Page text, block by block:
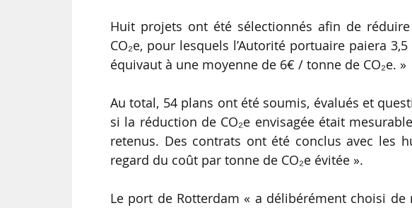
Huit projets ont été sélectionnés afin de
CO₂e, pour lesquels l’Autorité portuaire paiera
équivaut à une moyenne de 6€ / tonne de CO₂e. »
Au total, 54 plans ont été soumis, évalués et
si la réduction de CO₂e envisagée était
retenus. Des contrats ont été conclus avec les
regard du coût par tonne de CO₂e évitée ».
Le port de Rotterdam « a délibérément choisi